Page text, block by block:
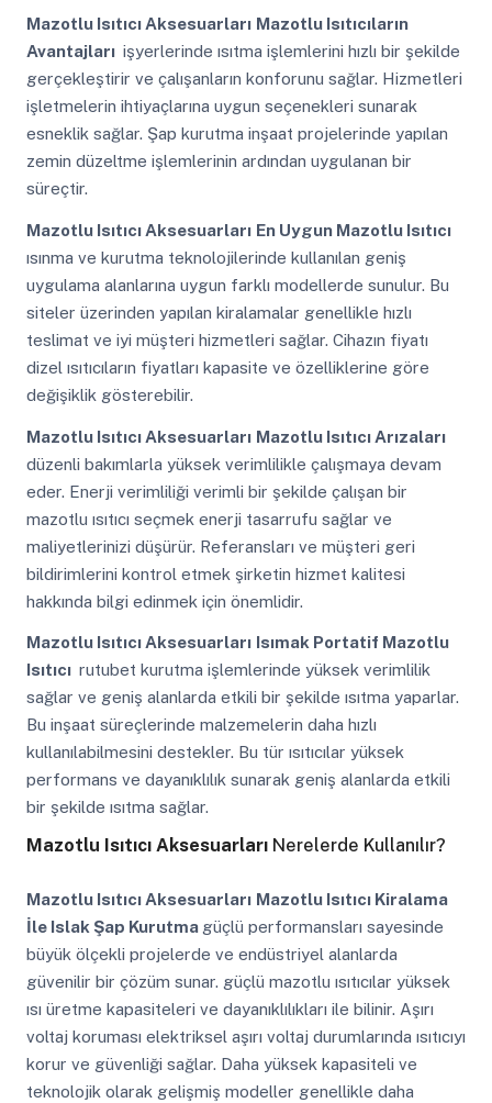
Mazotlu Isıtıcı Aksesuarları Mazotlu Isıtıcıların
Avantajları işyerlerinde ısıtma işlemlerini hızlı bir şekilde
gerçekleştirir ve çalışanların konforunu sağlar. Hizmetleri
işletmelerin ihtiyaçlarına uygun seçenekleri sunarak
esneklik sağlar. Şap kurutma inşaat projelerinde yapılan
zemin düzeltme işlemlerinin ardından uygulanan bir
süreçtir.
Mazotlu Isıtıcı Aksesuarları En Uygun Mazotlu Isıtıcı
ısınma ve kurutma teknolojilerinde kullanılan geniş
uygulama alanlarına uygun farklı modellerde sunulur. Bu
siteler üzerinden yapılan kiralamalar genellikle hızlı
teslimat ve iyi müşteri hizmetleri sağlar. Cihazın fiyatı
dizel ısıtıcıların fiyatları kapasite ve özelliklerine göre
değişiklik gösterebilir.
Mazotlu Isıtıcı Aksesuarları Mazotlu Isıtıcı Arızaları
düzenli bakımlarla yüksek verimlilikle çalışmaya devam
eder. Enerji verimliliği verimli bir şekilde çalışan bir
mazotlu ısıtıcı seçmek enerji tasarrufu sağlar ve
maliyetlerinizi düşürür. Referansları ve müşteri geri
bildirimlerini kontrol etmek şirketin hizmet kalitesi
hakkında bilgi edinmek için önemlidir.
Mazotlu Isıtıcı Aksesuarları Isımak Portatif Mazotlu
Isıtıcı rutubet kurutma işlemlerinde yüksek verimlilik
sağlar ve geniş alanlarda etkili bir şekilde ısıtma yaparlar.
Bu inşaat süreçlerinde malzemelerin daha hızlı
kullanılabilmesini destekler. Bu tür ısıtıcılar yüksek
performans ve dayanıklılık sunarak geniş alanlarda etkili
bir şekilde ısıtma sağlar.
Mazotlu Isıtıcı AksesuarlarıNerelerde Kullanılır?
Mazotlu Isıtıcı Aksesuarları Mazotlu Isıtıcı Kiralama
İle Islak Şap Kurutmagüçlü performansları sayesinde
büyük ölçekli projelerde ve endüstriyel alanlarda
güvenilir bir çözüm sunar. güçlü mazotlu ısıtıcılar yüksek
ısı üretme kapasiteleri ve dayanıklılıkları ile bilinir. Aşırı
voltaj koruması elektriksel aşırı voltaj durumlarında ısıtıcıyı
korur ve güvenliği sağlar. Daha yüksek kapasiteli ve
teknolojik olarak gelişmiş modeller genellikle daha